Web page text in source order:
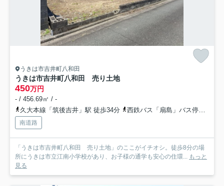
うきは市吉井町八和田
うきは市吉井町八和田 売り土地
450万円
- / 456.69㎡ / -
久大本線「筑後吉井」駅 徒歩34分
西鉄バス「扇島」バス停下車 徒歩20分
南道路
「うきは市吉井町八和田 売り土地」のここがイチオシ。徒歩8分の場
所にうきは市立江南小学校があり、お子様の通学も安心の住環... もっと
見る